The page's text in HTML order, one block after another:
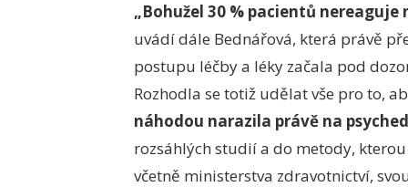
„Bohužel 30 % pacientů
uvádí dále Bednářová, která právě
postupu léčby a léky začala pod
Rozhodla se totiž udělat vše pro to,
náhodou narazila právě na
rozsáhlých studií a do metody,
včetně ministerstva zdravotnictví,